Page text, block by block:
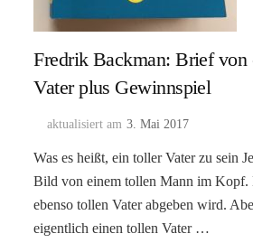
Fredrik Backman: Brief von
Vater plus Gewinnspiel
aktualisiert am 3. Mai 2017
Was es heißt, ein toller Vater zu sein
Bild von einem tollen Mann im Kopf.
ebenso tollen Vater abgeben wird.
eigentlich einen tollen Vater …